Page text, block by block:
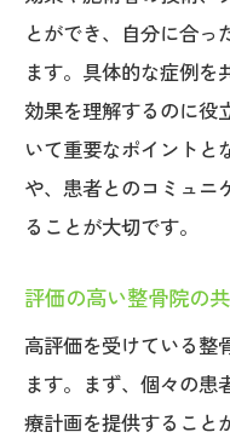
このような思い
こんな方は当院
当院が選ばれる理
鍛えて、ゆる
とができ、自分に合っ
ます。具体的な症例を
効果を理解するのに役
いて重要なポイントと
や、患者とのコミュニ
ることが大切です。
評価の高い整骨院の
高評価を受けている整
ます。まず、個々の患
療計画を提供すること